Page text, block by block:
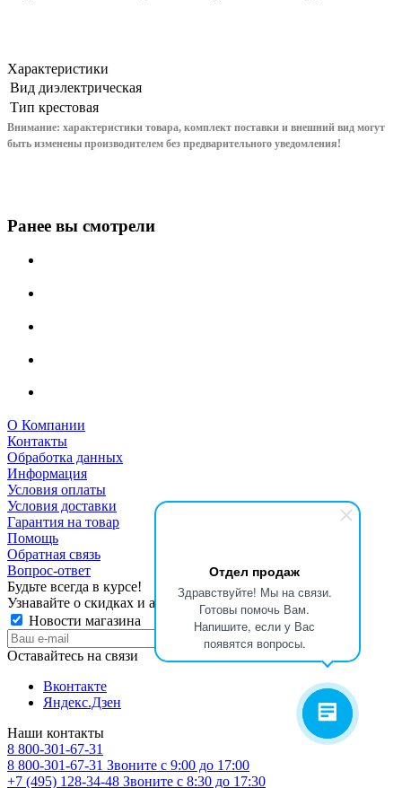
Отдел продаж
Здравствуйте! Мы на связи.
Готовы помочь Вам.
Напишите, если у Вас
появятся вопросы.
Характеристики
Вид диэлектрическая
Тип крестовая
Внимание: характеристики товара, комплект поставки и внешний вид могут
быть изменены производителем без предварительного уведомления!
Ранее вы смотрели
О Компании
Контакты
Обработка данных
Информация
Условия оплаты
Условия доставки
Гарантия на товар
Помощь
Обратная связь
Вопрос-ответ
Будьте всегда в курсе!
Узнавайте о скидках и акциях первым
Новости магазина
Оставайтесь на связи
Вконтакте
Яндекс.Дзен
Наши контакты
8 800-301-67-31
8 800-301-67-31 Звоните с 9:00 до 17:00
+7 (495) 128-34-48 Звоните с 8:30 до 17:30